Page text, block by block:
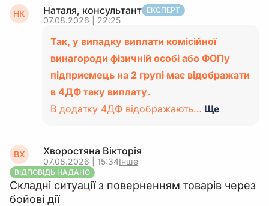
НК Наталя, консультант ЕКСПЕРТ
07.08.2026 | 22:25
Так, у випадку виплати комісійної
винагороди фізичній особі або ФОПу
підприємець на 2 групі має відображати
в 4ДФ таку виплату.
В додатку 4ДФ відображають… Ще
ВХ Хворостяна Вікторія
07.08.2026 | 15:34Інше
ВІДПОВІДЬ НАДАНО
Складні ситуації з поверненням товарів через
бойові дії